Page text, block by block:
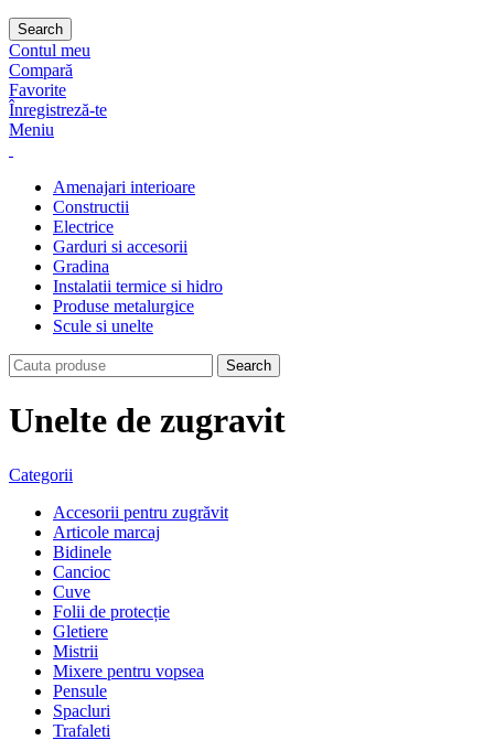
Search
Contul meu
Compară
Favorite
Înregistreză-te
Meniu
Amenajari interioare
Constructii
Electrice
Garduri si accesorii
Gradina
Instalatii termice si hidro
Produse metalurgice
Scule si unelte
Search
Unelte de zugravit
Categorii
Accesorii pentru zugrăvit
Articole marcaj
Bidinele
Cancioc
Cuve
Folii de protecție
Gletiere
Mistrii
Mixere pentru vopsea
Pensule
Spacluri
Trafaleti